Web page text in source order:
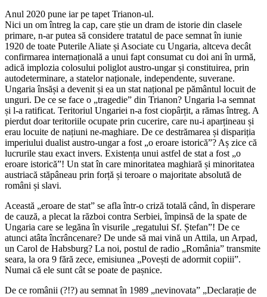
Anul 2020 pune iar pe tapet Trianon-ul.
Nici un om întreg la cap, care știe un dram de istorie din clasele
primare, n-ar putea să considere tratatul de pace semnat în iunie
1920 de toate Puterile Aliate și Asociate cu Ungaria, altceva decât
confirmarea internațională a unui fapt consumat cu doi ani în urmă,
adică implozia colosului poliglot austro-ungar și constituirea, prin
autodeterminare, a statelor naționale, independente, suverane.
Ungaria însăși a devenit și ea un stat național pe pământul locuit de
unguri. De ce se face o „tragedie” din Trianon? Ungaria l-a semnat
și l-a ratificat. Teritoriul Ungariei n-a fost ciopârțit, a rămas întreg. A
pierdut doar teritoriile ocupate prin cucerire, care nu-i aparțineau și
erau locuite de națiuni ne-maghiare. De ce destrămarea și dispariția
imperiului dualist austro-ungar a fost „o eroare istorică”? Aș zice că
lucrurile stau exact invers. Existența unui astfel de stat a fost „o
eroare istorică”! Un stat în care minoritatea maghiară și minoritatea
austriacă stăpâneau prin forță și teroare o majoritate absolută de
români și slavi.
Această „eroare de stat” se afla într-o criză totală când, în disperare
de cauză, a plecat la război contra Serbiei, împinsă de la spate de
Ungaria care se legăna în visurile „regatului Sf. Ștefan”! De ce
atunci atâta încrâncenare? De unde să mai vină un Attila, un Arpad,
un Carol de Habsburg? La noi, postul de radio „România” transmite
seara, la ora 9 fără zece, emisiunea „Povești de adormit copiii”.
Numai că ele sunt cât se poate de pașnice.
De ce românii (?!?) au semnat în 1989 „nevinovata” „Declarație de